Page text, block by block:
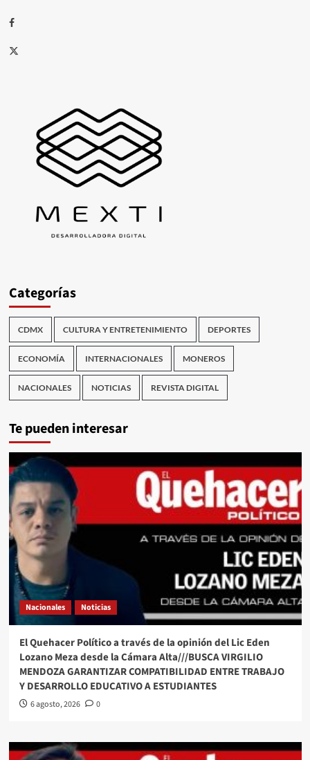
Facebook
X
Categorías
CDMX CULTURA Y ENTRETENIMIENTO DEPORTES
ECONOMÍA INTERNACIONALES MONEROS
NACIONALES NOTICIAS REVISTA DIGITAL
Te pueden interesar
Nacionales Noticias
El Quehacer Político a través de la opinión del Lic Eden
Lozano Meza desde la Cámara Alta///BUSCA VIRGILIO
MENDOZA GARANTIZAR COMPATIBILIDAD ENTRE TRABAJO
Y DESARROLLO EDUCATIVO A ESTUDIANTES
6 agosto, 2026 0